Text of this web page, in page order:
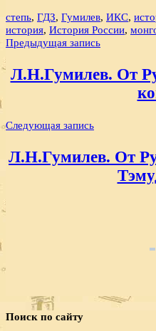
степь, ГДЗ, Гумилев, ИКС,
история, История России,
Навигация
по
записям
Предыдущая запись
Л.Н.Гумилев. От
Следующая запись
Л.Н.Гумилев. От
Поиск по сайту